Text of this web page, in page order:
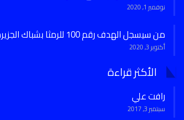
نوفمبر 1, 2020
من سيسجل الهدف رقم 100 للرمثا بشباك الجزيرة !!
أكتوبر 3, 2020
الأكثر قراءة
رافت علي
سبتمبر 3, 2017